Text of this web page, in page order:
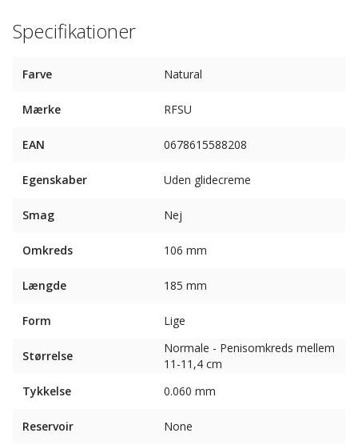
Specifikationer
Farve Natural
Mærke RFSU
EAN 0678615588208
Egenskaber Uden glidecreme
Smag Nej
Omkreds 106 mm
Længde 185 mm
Form Lige
Størrelse
Normale - Penisomkreds mellem
11-11,4 cm
Tykkelse
0.060 mm
Reservoir None